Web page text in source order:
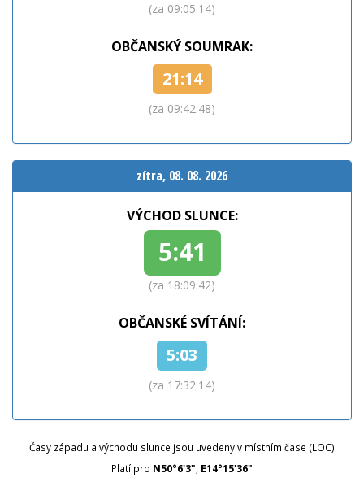
(za 09:05:13)
OBČANSKÝ SOUMRAK:
21:14
(za 09:42:47)
zítra, 08. 08. 2026
VÝCHOD SLUNCE:
5:41
(za 18:09:41)
OBČANSKÉ SVÍTÁNÍ:
5:03
(za 17:32:13)
Časy západu a východu slunce jsou uvedeny v místním čase (LOC)
Platí pro N50°6'3" E14°15'36"